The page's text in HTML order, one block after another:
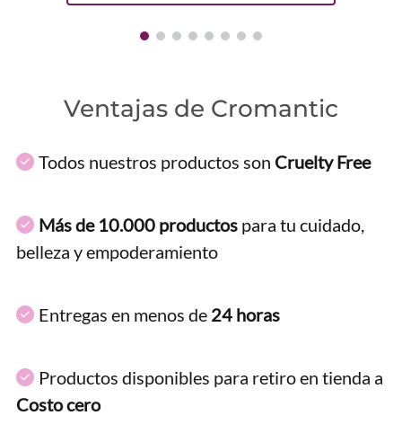
Ventajas de Cromantic
Todos nuestros productos son Cruelty Free
Más de 10.000 productos para tu cuidado,
belleza y empoderamiento
Entregas en menos de 24 horas
Productos disponibles para retiro en tienda a
Costo cero